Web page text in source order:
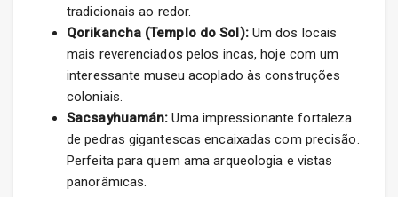
tradicionais ao redor.
Qorikancha (Templo do Sol):Um dos locais
mais reverenciados pelos incas, hoje com um
interessante museu acoplado às construções
coloniais.
Sacsayhuamán: Uma impressionante fortaleza
de pedras gigantescas encaixadas com precisão.
Perfeita para quem ama arqueologia e vistas
panorâmicas.